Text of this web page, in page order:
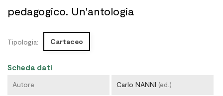
pedagogico. Un'antologia
Tipologia: Cartaceo
Scheda dati
Autore Carlo NANNI (ed.)